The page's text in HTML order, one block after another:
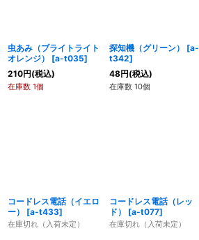
虫あみ（ブライトライト
オレンジ）
[a-t035]
210円(税込)
在庫数 1個
探知機（グリーン） [a-
t342]
48円(税込)
在庫数 10個
コードレス電話（イエロ
ー）
[a-t433]
在庫切れ（入荷未定）
コードレス電話（レッ
ド）
[a-t077]
在庫切れ（入荷未定）